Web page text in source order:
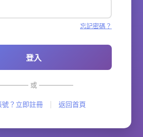
忘記密碼？
登入
或 ───────
號？立即註冊 返回首頁